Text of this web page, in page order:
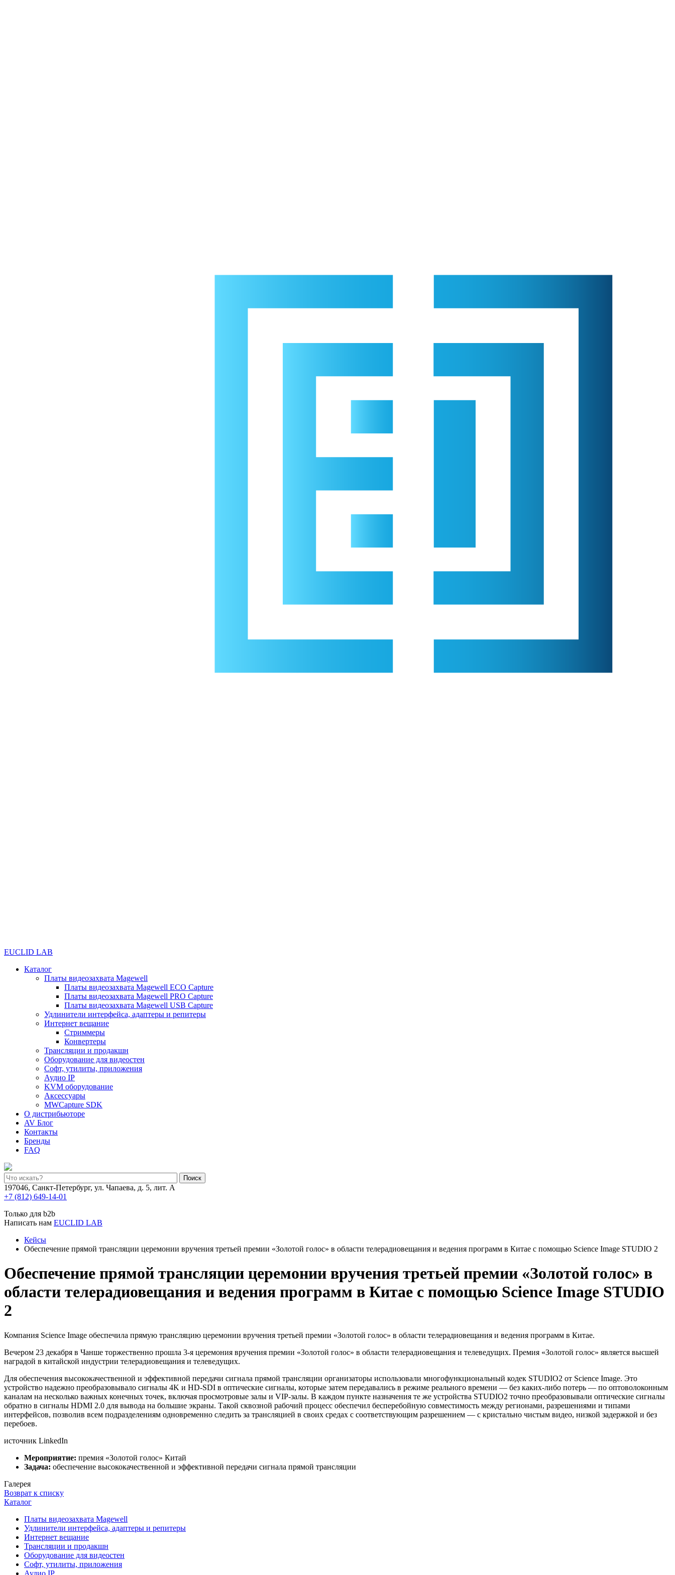
EUCLID LAB
Каталог
Платы видеозахвата Magewell
Платы видеозахвата Magewell ECO Capture
Платы видеозахвата Magewell PRO Capture
Платы видеозахвата Magewell USB Capture
Удлинители интерфейса, адаптеры и репитеры
Интернет вещание
Стриммеры
Конвертеры
Трансляции и продакшн
Оборудование для видеостен
Софт, утилиты, приложения
Аудио IP
KVM оборудование
Аксессуары
MWCapture SDK
О дистрибьюторе
AV Блог
Контакты
Бренды
FAQ
Поиск
197046, Санкт-Петербург, ул. Чапаева, д. 5, лит. А
+7 (812) 649-14-01
Только для b2b
Написать нам EUCLID LAB
Кейсы
Обеспечение прямой трансляции церемонии вручения третьей премии «Золотой голос» в области телерадиовещания и ведения программ в Китае с помощью Science Image STUDIO 2
Обеспечение прямой трансляции церемонии вручения третьей премии «Золотой голос» в
области телерадиовещания и ведения программ в Китае с помощью Science Image STUDIO
2
Компания Science Image обеспечила прямую трансляцию церемонии вручения третьей премии «Золотой голос» в области телерадиовещания и ведения программ в Китае.
Вечером 23 декабря в Чанше торжественно прошла 3-я церемония вручения премии «Золотой голос» в области телерадиовещания и телеведущих. Премия «Золотой голос» является высшей
наградой в китайской индустрии телерадиовещания и телеведущих.
Для обеспечения высококачественной и эффективной передачи сигнала прямой трансляции организаторы использовали многофункциональный кодек STUDIO2 от Science Image. Это
устройство надежно преобразовывало сигналы 4K и HD-SDI в оптические сигналы, которые затем передавались в режиме реального времени — без каких-либо потерь — по оптоволоконным
каналам на несколько важных конечных точек, включая просмотровые залы и VIP-залы. В каждом пункте назначения те же устройства STUDIO2 точно преобразовывали оптические сигналы
обратно в сигналы HDMI 2.0 для вывода на большие экраны. Такой сквозной рабочий процесс обеспечил бесперебойную совместимость между регионами, разрешениями и типами
интерфейсов, позволив всем подразделениям одновременно следить за трансляцией в своих средах с соответствующим разрешением — с кристально чистым видео, низкой задержкой и без
перебоев.
источник LinkedIn
Мероприятие: премия «Золотой голос» Китай
Задача: обеспечение высококачественной и эффективной передачи сигнала прямой трансляции
Галерея
Возврат к списку
Каталог
Платы видеозахвата Magewell
Удлинители интерфейса, адаптеры и репитеры
Интернет вещание
Трансляции и продакшн
Оборудование для видеостен
Софт, утилиты, приложения
Аудио IP